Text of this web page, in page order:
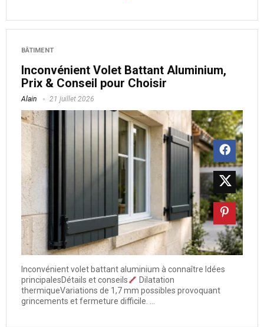
BÂTIMENT
Inconvénient Volet Battant Aluminium,
Prix & Conseil pour Choisir
Alain 21 juillet 2026
Inconvénient volet battant aluminium à connaître Idées
principalesDétails et conseils
Dilatation
thermiqueVariations de 1,7 mm possibles provoquant
grincements et fermeture difficile. ...